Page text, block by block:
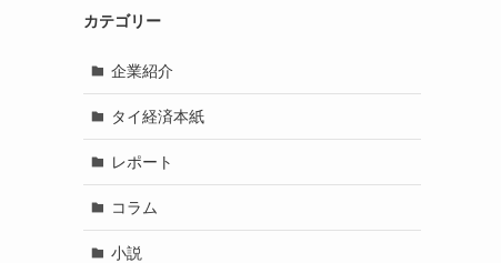
カテゴリー
企業紹介
タイ経済本紙
レポート
コラム
小説